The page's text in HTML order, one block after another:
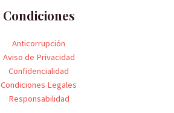
Condiciones
Anticorrupción
Aviso de Privacidad
Confidencialidad
Condiciones Legales
Responsabilidad